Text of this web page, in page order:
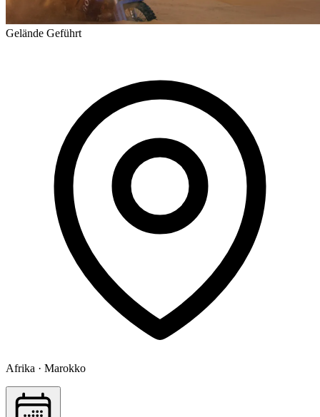
Gelände Geführt
Afrika · Marokko